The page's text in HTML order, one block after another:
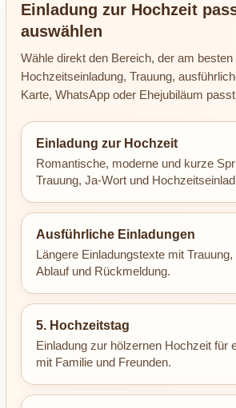
Einladung zur Hochzeit
auswählen
Wähle direkt den Bereich, der am besten
Hochzeitseinladung, Trauung,
Karte, WhatsApp oder Ehejubiläum
Einladung zur Hochzeit
Romantische, moderne und kurze
Trauung, Ja-Wort und
Ausführliche Einladungen
Längere Einladungstexte mit Trauung,
Ablauf und Rückmeldung.
5. Hochzeitstag
Einladung zur hölzernen Hochzeit für
mit Familie und Freunden.